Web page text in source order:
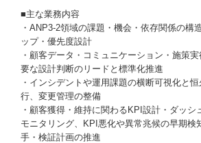
■主な業務内容
・ANP3-2領域の課題・機会・依存関係の構
ップ・優先度設計
・顧客データ・コミュニケーション・施策
要な設計判断のリードと標準化推進
・インシデントや運用課題の横断可視化と
行、変更管理の整備
・顧客獲得・維持に関わるKPI設計・ダッシ
モニタリング、KPI悪化や異常兆候の早期検
手・検証計画の推進